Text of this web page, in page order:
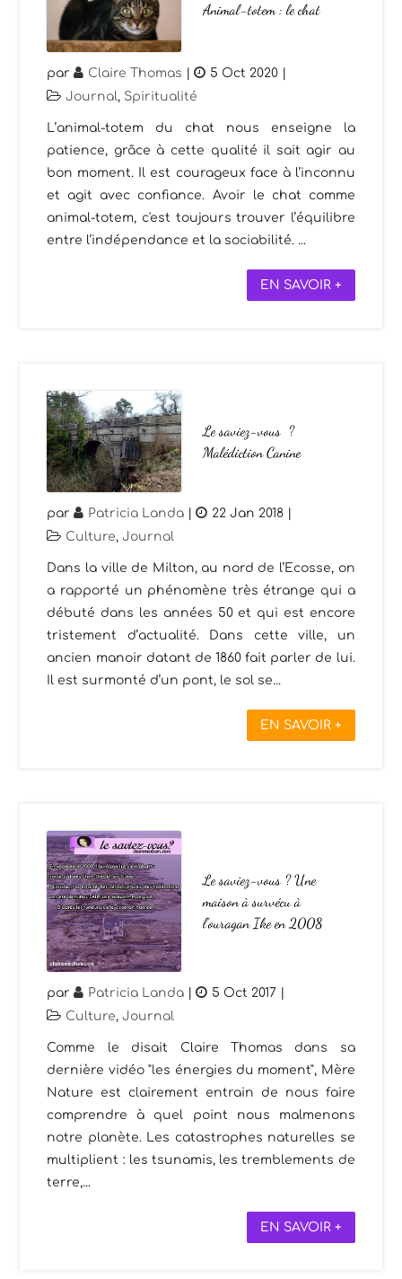
Animal-totem : le chat
par Claire Thomas | 5 Oct 2020
Journal, Spiritualité
L’animal-totem du chat nous enseigne la
patience, grâce à cette qualité il sait agir au
bon moment. Il est courageux face à l’inconnu
et agit avec confiance. Avoir le chat comme
animal-totem, c'est toujours trouver l’équilibre
entre l’indépendance et la sociabilité. ...
EN SAVOIR +
Le saviez-vous ?
Malédiction Canine
par Patricia Landa | 22 Jan 2018
Culture,Journal
Dans la ville de Milton, au nord de l’Ecosse, on
a rapporté un phénomène très étrange qui a
débuté dans les années 50 et qui est encore
tristement d’actualité. Dans cette ville, un
ancien manoir datant de 1860 fait parler de lui.
Il est surmonté d’un pont, le sol se...
EN SAVOIR +
Le saviez-vous ? Une
maison à survécu à
l’ouragan Ike en 2008
par Patricia Landa | 5 Oct 2017
Culture,Journal
Comme le disait Claire Thomas dans sa
dernière vidéo "les énergies du moment", Mère
Nature est clairement entrain de nous faire
comprendre à quel point nous malmenons
notre planète. Les catastrophes naturelles se
multiplient : les tsunamis, les tremblements de
terre,...
EN SAVOIR +